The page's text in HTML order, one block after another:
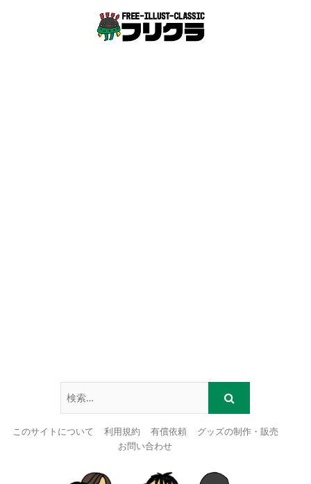
このサイトについて 利用規約 有償依頼
グッズの制作・販売
お問い合わせ